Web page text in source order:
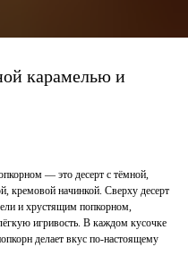
карамелью и
— это десерт с тёмной,
кремовой начинкой. Сверху десерт
и хрустящим попкорном,
игривость. В каждом кусочке
делает вкус по-настоящему